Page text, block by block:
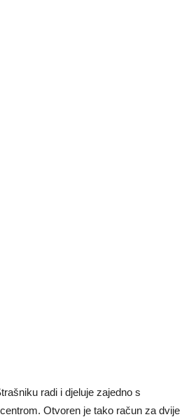
radi i djeluje zajedno s
Otvoren je tako račun za dvije